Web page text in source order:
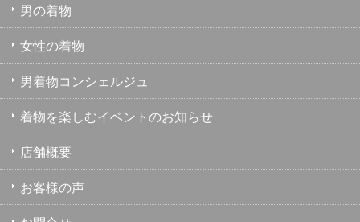
男の着物
女性の着物
男着物コンシェルジュ
着物を楽しむイベントのお知らせ
店舗概要
お客様の声